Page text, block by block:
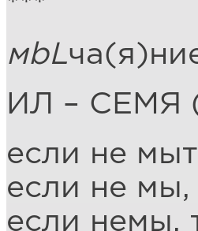
мbL
ИЛ – СЕМЯ
если не
если не мы,
если немы,